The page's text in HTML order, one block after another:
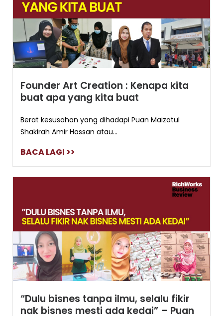
Founder Art Creation : Kenapa kita
buat apa yang kita buat
Berat kesusahan yang dihadapi Puan Maizatul
Shakirah Amir Hassan atau...
BACA LAGI >>
“Dulu bisnes tanpa ilmu, selalu fikir
nak bisnes mesti ada kedai” – Puan